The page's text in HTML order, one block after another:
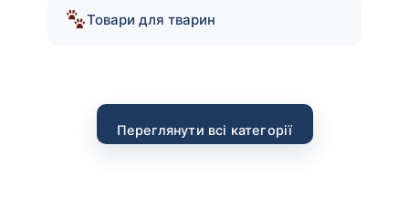
Товари для тварин
Переглянути всі категорії